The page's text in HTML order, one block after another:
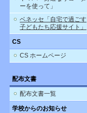
ーを使って」
ベネッセ「自宅で過ごす
子どもたち応援サイト」
CS
CS ホームページ
配布文書
配布文書一覧
学校からのお知らせ